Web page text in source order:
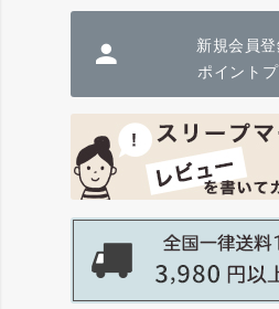
新規会員
ポイント